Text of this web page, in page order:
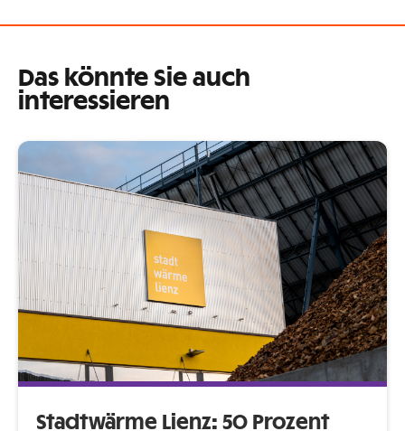
Das könnte Sie auch
interessieren
Stadtwärme Lienz: 50 Prozent